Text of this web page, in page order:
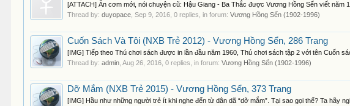
[ATTACH] Ăn cơm mới, nói chuyện cũ: Hậu Giang - Ba Thắc được Vương Hồng Sển viết năm
Thread by:duyopace ,Sep 9, 2016 , 0 replies, in forum:Vương Hồng Sển (1902-1996)
Cuốn Sách Và Tôi (NXB Trẻ 2012) - Vương Hồng Sển, 286 Trang
[IMG] Tiếp theo Thú chơi sách được in lần đầu năm 1960, Thú chơi sách tập 2 với tên Cuốn
Thread by:admin ,Aug 26, 2016 , 0 replies, in forum:Vương Hồng Sển (1902-1996)
Dỡ Mắm (NXB Trẻ 2015) - Vương Hồng Sển, 373 Trang
[IMG] Hầu như những người trẻ ít khi nghe đến từ dân dã “dỡ mắm”. Tại sao gọi thế? Ta hãy